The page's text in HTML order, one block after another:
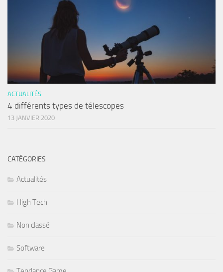
ACTUALITÉS
4 différents types de télescopes
13 JANVIER 2020
CATÉGORIES
Actualités
High Tech
Non classé
Software